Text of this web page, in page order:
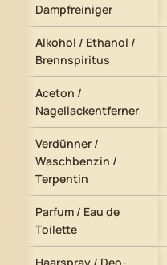
Dampfreiniger
Alkohol / Ethanol /
Brennspiritus
Aceton /
Nagellackentferner
Verdünner /
Waschbenzin /
Terpentin
Parfum / Eau de
Toilette
Haarspray / Deo-